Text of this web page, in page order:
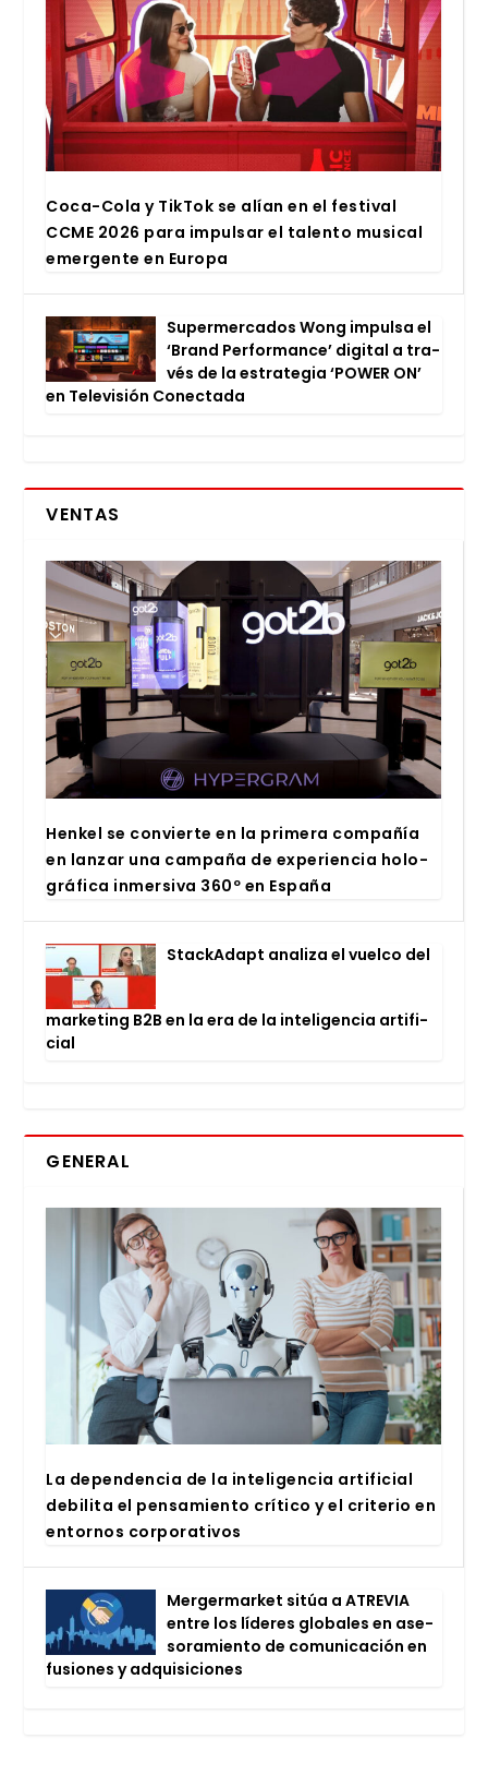
Coca-Cola y Tik­Tok se alían en el fes­ti­val
CCME 2026 para impul­sar el talen­to musi­cal
emer­gen­te en Euro­pa
Super­mer­ca­dos Wong impul­sa el
‘Brand Per­for­man­ce’ digi­tal a tra­
vés de la estra­te­gia ‘POWER ON’
en Tele­vi­sión Conec­ta­da
VENTAS
Hen­kel se con­vier­te en la pri­me­ra com­pa­ñía
en lan­zar una cam­pa­ña de expe­rien­cia holo­
grá­fi­ca inmer­si­va 360º en Espa­ña
Stac­kA­dapt ana­li­za el vuel­co del
mar­ke­ting B2B en la era de la inte­li­gen­cia arti­fi­
cial
GENERAL
La depen­den­cia de la inte­li­gen­cia arti­fi­cial
debi­li­ta el pen­sa­mien­to crí­ti­co y el cri­te­rio en
entor­nos cor­po­ra­ti­vos
Mer­ger­mar­ket sitúa a ATRE­VIA
entre los líde­res glo­ba­les en ase­
so­ra­mien­to de comu­ni­ca­ción en
fusio­nes y adqui­si­cio­nes